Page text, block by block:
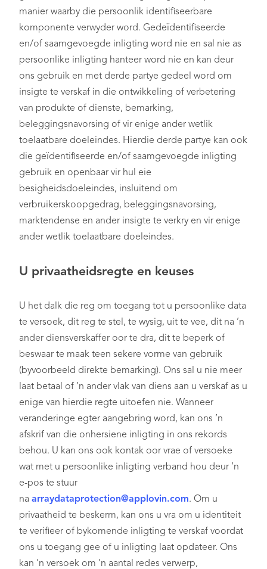
manier waarby die persoonlik identifiseerbare
komponente verwyder word. Gedeïdentifiseerde
en/of saamgevoegde inligting word nie en sal nie as
persoonlike inligting hanteer word nie en kan deur
ons gebruik en met derde partye gedeel word om
insigte te verskaf in die ontwikkeling of verbetering
van produkte of dienste, bemarking,
beleggingsnavorsing of vir enige ander wetlik
toelaatbare doeleindes. Hierdie derde partye kan ook
die geïdentifiseerde en/of saamgevoegde inligting
gebruik en openbaar vir hul eie
besigheidsdoeleindes, insluitend om
verbruikerskoopgedrag, beleggingsnavorsing,
marktendense en ander insigte te verkry en vir enige
ander wetlik toelaatbare doeleindes.
U privaatheidsregte en keuses
U het dalk die reg om toegang tot u persoonlike data
te versoek, dit reg te stel, te wysig, uit te vee, dit na ’n
ander diensverskaffer oor te dra, dit te beperk of
beswaar te maak teen sekere vorme van gebruik
(byvoorbeeld direkte bemarking). Ons sal u nie meer
laat betaal of ’n ander vlak van diens aan u verskaf as u
enige van hierdie regte uitoefen nie. Wanneer
veranderinge egter aangebring word, kan ons ’n
afskrif van die onhersiene inligting in ons rekords
behou. U kan ons ook kontak oor vrae of versoeke
wat met u persoonlike inligting verband hou deur ’n
e-pos te stuur
na arraydataprotection@applovin.com. Om u
privaatheid te beskerm, kan ons u vra om u identiteit
te verifieer of bykomende inligting te verskaf voordat
ons u toegang gee of u inligting laat opdateer. Ons
kan ’n versoek om ’n aantal redes verwerp,